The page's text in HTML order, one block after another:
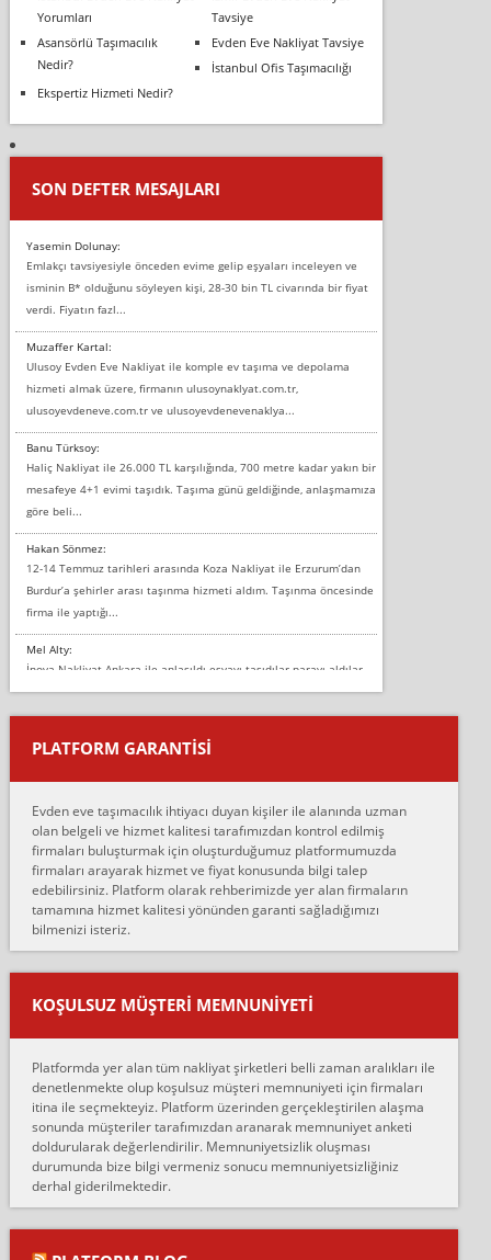
Yorumları
Tavsiye
Asansörlü Taşımacılık
Nedir?
Evden Eve Nakliyat Tavsiye
İstanbul Ofis Taşımacılığı
Ekspertiz Hizmeti Nedir?
SON DEFTER MESAJLARI
Yasemin Dolunay:
Emlakçı tavsiyesiyle önceden evime gelip eşyaları inceleyen ve
isminin B* olduğunu söyleyen kişi, 28-30 bin TL civarında bir fiyat
verdi. Fiyatın fazl...
Muzaffer Kartal:
Ulusoy Evden Eve Nakliyat ile komple ev taşıma ve depolama
hizmeti almak üzere, firmanın ulusoynaklyat.com.tr,
ulusoyevdeneve.com.tr ve ulusoyevdenevenaklya...
Banu Türksoy:
Haliç Nakliyat ile 26.000 TL karşılığında, 700 metre kadar yakın bir
mesafeye 4+1 evimi taşıdık. Taşıma günü geldiğinde, anlaşmamıza
göre beli...
Hakan Sönmez:
12-14 Temmuz tarihleri arasında Koza Nakliyat ile Erzurum’dan
Burdur’a şehirler arası taşınma hizmeti aldım. Taşınma öncesinde
firma ile yaptığı...
Mel Alty:
İnova Nakliyat Ankara ile anlaşıldı eşyayı taşıdılar parayı aldılar.
Salon duvarına bir baktım birisi boydan alüminyum renkli bantı
yapıştırm...
Murat:
çalıştıklarını, müş...
Ahmet:
Lüleburgaz güngünes evden eve naklyat eşyalarımı taşımak için
anlaştık sabah eve geldiklerinde de eşyalarımı düzgün şekilde
sarcaz demelerine r...
mehmet güldü:
Ankara ALİCANLAR NAKLİYAT Tutarsız ve ticari ahlak problemleri
var verdikleri fiyat teklifini arttırdılar. Sonrasında taşıma gününde
oldukça tutarsı...
Ankara Alicanlar naklyat tel 5465524025. 2600 TL'ye ankaradan
Konya ya Alicanlar naklyat la anlaştık bu şahıs evin taşınacağı gün
fiyatın mazoto gele...
Fatih kokmese:
Diyarbakır dan eşyamı getirtmek için anlaştım sözleşme yaptım.
Son anda fiyat artırdılar.. mecburiyetten tasittim.. bu kişiler ağrılı
Ali:
PLATFORM GARANTİSİ
Evden eve taşımacılık ihtiyacı duyan kişiler ile alanında uzman
olan belgeli ve hizmet kalitesi tarafımızdan kontrol edilmiş
firmaları buluşturmak için oluşturduğumuz platformumuzda
firmaları arayarak hizmet ve fiyat konusunda bilgi talep
edebilirsiniz. Platform olarak rehberimizde yer alan firmaların
tamamına hizmet kalitesi yönünden garanti sağladığımızı
bilmenizi isteriz.
KOŞULSUZ MÜŞTERI MEMNUNIYETI
Platformda yer alan tüm nakliyat şirketleri belli zaman aralıkları ile
denetlenmekte olup koşulsuz müşteri memnuniyeti için firmaları
itina ile seçmekteyiz. Platform üzerinden gerçekleştirilen alaşma
sonunda müşteriler tarafımızdan aranarak memnuniyet anketi
doldurularak değerlendirilir. Memnuniyetsizlik oluşması
durumunda bize bilgi vermeniz sonucu memnuniyetsizliğiniz
derhal giderilmektedir.